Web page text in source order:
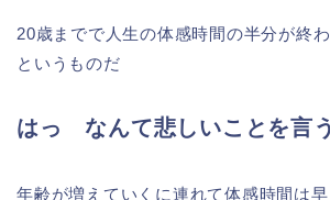
20歳までで人生の体感時間の半分が終
というものだ
はっ なんて悲しいことを言
年齢が増えていくに連れて体感時間は